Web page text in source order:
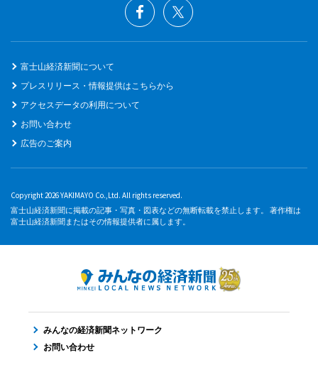
富士山経済新聞について
プレスリリース・情報提供はこちらから
アクセスデータの利用について
お問い合わせ
広告のご案内
Copyright 2026 YAKIMAYO Co.,Ltd. All rights reserved.
富士山経済新聞に掲載の記事・写真・図表などの無断転載を禁止します。 著作権は
富士山経済新聞またはその情報提供者に属します。
みんなの経済新聞ネットワーク
お問い合わせ